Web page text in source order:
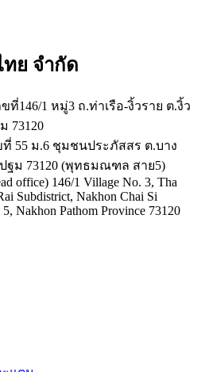
ทย จำกัด
146/1 หมู่3 ถ.ท่าเรือ-งิ้วราย ต.งิ้ว
73120
55 ม.6 ชุมชนประภัสสร ต.บาง
ฐม 73120 (พุทธมณฑล สาย5)
office) 146/1 Village No. 3, Tha
Subdistrict, Nakhon Chai Si
Nakhon Pathom Province 73120